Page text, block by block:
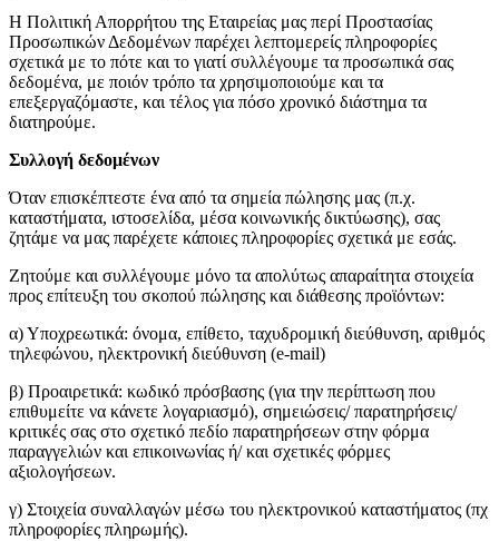
Η Πολιτική Απορρήτου της Εταιρείας μας περί Προστασίας
Προσωπικών Δεδομένων παρέχει λεπτομερείς πληροφορίες
σχετικά με το πότε και το γιατί συλλέγουμε τα προσωπικά σας
δεδομένα, με ποιόν τρόπο τα χρησιμοποιούμε και τα
επεξεργαζόμαστε, και τέλος για πόσο χρονικό διάστημα τα
διατηρούμε.
Συλλογή δεδομένων
Όταν επισκέπτεστε ένα από τα σημεία πώλησης μας (π.χ.
καταστήματα, ιστοσελίδα, μέσα κοινωνικής δικτύωσης), σας
ζητάμε να μας παρέχετε κάποιες πληροφορίες σχετικά με εσάς.
Ζητούμε και συλλέγουμε μόνο τα απολύτως απαραίτητα στοιχεία
προς επίτευξη του σκοπού πώλησης και διάθεσης προϊόντων:
α) Υποχρεωτικά: όνομα, επίθετο, ταχυδρομική διεύθυνση, αριθμός
τηλεφώνου, ηλεκτρονική διεύθυνση (e-mail)
β) Προαιρετικά: κωδικό πρόσβασης (για την περίπτωση που
επιθυμείτε να κάνετε λογαριασμό), σημειώσεις/ παρατηρήσεις/
κριτικές σας στο σχετικό πεδίο παρατηρήσεων στην φόρμα
παραγγελιών και επικοινωνίας ή/ και σχετικές φόρμες
αξιολογήσεων.
γ) Στοιχεία συναλλαγών μέσω του ηλεκτρονικού καταστήματος (πχ
πληροφορίες πληρωμής).